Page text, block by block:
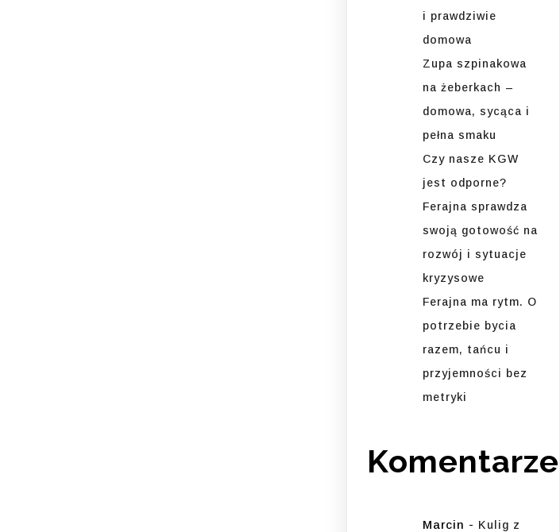
i prawdziwie
domowa
Zupa szpinakowa
na żeberkach –
domowa, sycąca i
pełna smaku
Czy nasze KGW
jest odporne?
Ferajna sprawdza
swoją gotowość na
rozwój i sytuacje
kryzysowe
Ferajna ma rytm. O
potrzebie bycia
razem, tańcu i
przyjemności bez
metryki
Komentarze
Marcin - Kulig z